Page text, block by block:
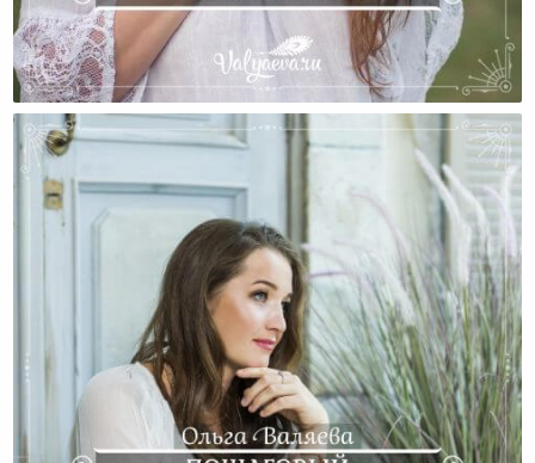
И Немного О Любви К Себе